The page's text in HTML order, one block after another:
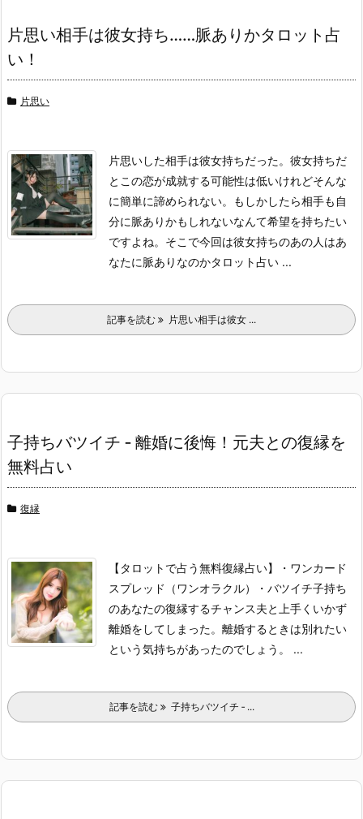
片思い相手は彼女持ち……脈ありかタロット占
い！
片思い
片思いした相手は彼女持ちだった。彼女持ちだ
とこの恋が成就する可能性は低いけれどそんな
に簡単に諦められない。もしかしたら相手も自
分に脈ありかもしれないなんて希望を持ちたい
ですよね。そこで今回は彼女持ちのあの人はあ
なたに脈ありなのかタロット占い ...
記事を読む 片思い相手は彼女 ...
子持ちバツイチ ‐ 離婚に後悔！元夫との復縁を
無料占い
復縁
【タロットで占う無料復縁占い】
・ワンカード
スプレッド（ワンオラクル）
・バツイチ子持ち
のあなたの復縁するチャンス夫と上手くいかず
離婚をしてしまった。離婚するときは別れたい
という気持ちがあったのでしょう。 ...
記事を読む 子持ちバツイチ ‐ ...